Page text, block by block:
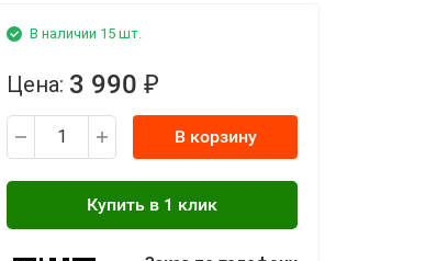
В наличии 15 шт.
Цена: 3 990 ₽
В корзину